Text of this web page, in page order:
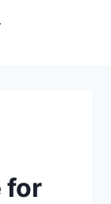
for